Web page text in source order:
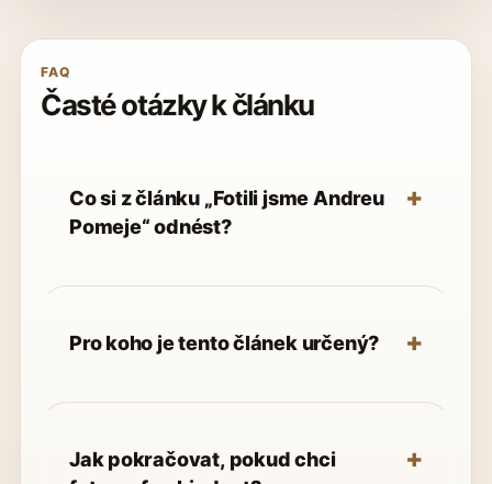
FAQ
Časté otázky k článku
Co si z článku „Fotili jsme Andreu
Pomeje“ odnést?
Pro koho je tento článek určený?
Jak pokračovat, pokud chci